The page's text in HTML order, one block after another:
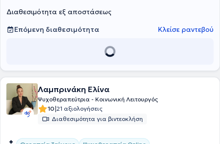
Διαθεσιμότητα εξ αποστάσεως
Επόμενη διαθεσιμότητα
Κλείσε ραντεβού
Λαμπρινάκη Ελίνα
Ψυχοθεραπεύτρια - Κοινωνική Λειτουργός
10|21 αξιολογήσεις
Διαθεσιμότητα για βιντεοκλήση